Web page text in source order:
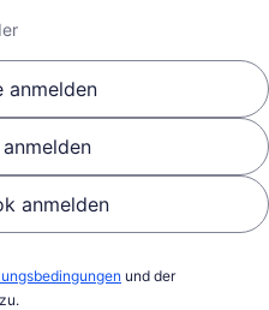
anmelden
anmelden
und der